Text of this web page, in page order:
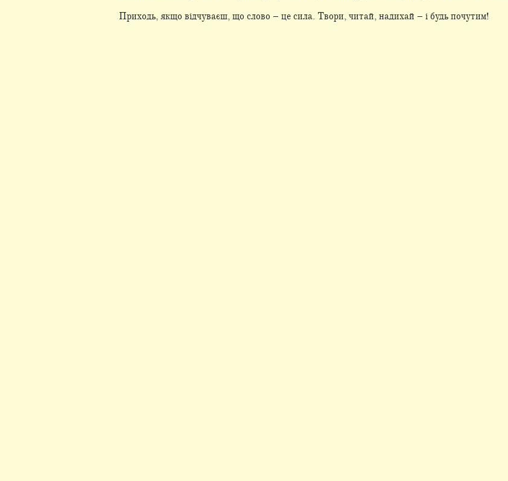
Приходь, якщо відчуваєш, що слово – це сила. Твори, читай, надихай – і будь почутим!